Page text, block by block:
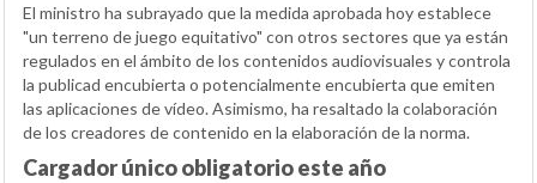
El ministro ha subrayado que la medida aprobada hoy establece
"un terreno de juego equitativo" con otros sectores que ya están
regulados en el ámbito de los contenidos audiovisuales y controla
la publicad encubierta o potencialmente encubierta que emiten
las aplicaciones de vídeo. Asimismo, ha resaltado la colaboración
de los creadores de contenido en la elaboración de la norma.
Cargador único obligatorio este año